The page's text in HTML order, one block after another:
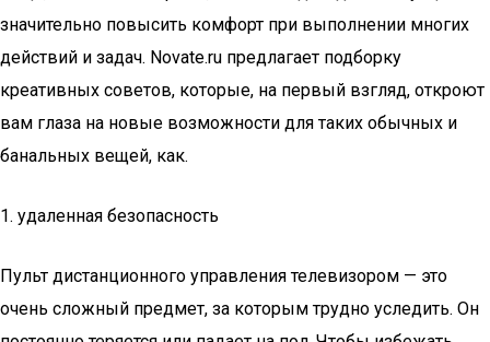
значительно повысить комфорт при выполнении многих
действий и задач. Novate.ru предлагает подборку
креативных советов, которые, на первый взгляд, откроют
вам глаза на новые возможности для таких обычных и
банальных вещей, как.
1. удаленная безопасность
Пульт дистанционного управления телевизором — это
очень сложный предмет, за которым трудно уследить. Он